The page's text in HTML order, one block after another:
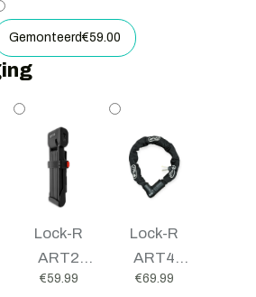
Gemonteerd€59.00
Lock-R
ART2
vouwslot
€59.99
Lock-R
ART4
kettingslot
€69.99